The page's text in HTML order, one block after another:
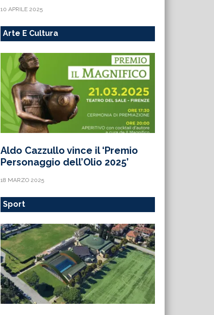
10 APRILE 2025
Arte E Cultura
Aldo Cazzullo vince il ‘Premio
Personaggio dell’Olio 2025’
18 MARZO 2025
Sport